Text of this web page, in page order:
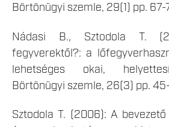
Börtönügyi szemle, 29(1) pp. 67-
Nádasi B., Sztodola T.
fegyverektől?: a
lehetséges okai,
Börtönügyi szemle, 26(3) pp.
Sztodola T. (2006): A